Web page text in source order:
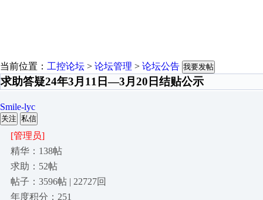
当前位置： 工控论坛 > 论坛管理 > 论坛公告 我要发帖
求助答疑24年3月11日—3月20日结贴公示
Smile-lyc
关注 私信
[管理员]
精华：138帖
求助：52帖
帖子：3596帖 | 22727回
年度积分：251